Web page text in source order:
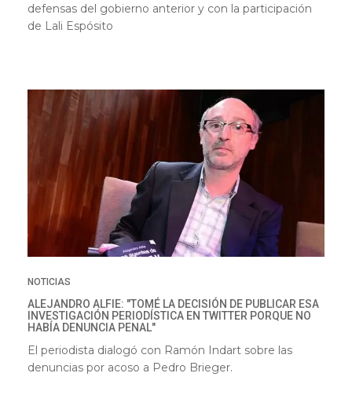
defensas del gobierno anterior y con la participación
de Lali Espósito
NOTICIAS
ALEJANDRO ALFIE: "TOMÉ LA DECISIÓN DE PUBLICAR ESA
INVESTIGACIÓN PERIODÍSTICA EN TWITTER PORQUE NO
HABÍA DENUNCIA PENAL"
El periodista dialogó con Ramón Indart sobre las
denuncias por acoso a Pedro Brieger.